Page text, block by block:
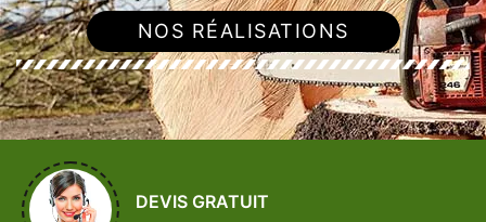
NOS RÉALISATIONS
DEVIS GRATUIT